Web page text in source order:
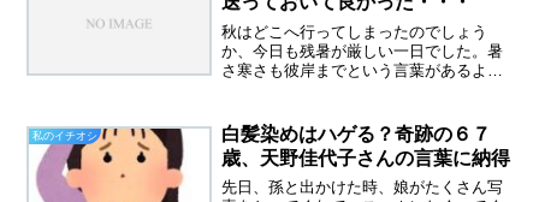
秋はどこへ行ってしまったのでしょう
か、今日も残暑が厳しい一日でした。暑
さ寒さも彼岸までという言葉があるよう
した。熱が３８、５度あり、咳も出てい
るという。「バイト休ん...
私のイチオシ
白髪染めはハゲる？奇跡の６７
歳、天野佳代子さんの言葉に納得
先日、孫と出かけた時、娘がたくさん写